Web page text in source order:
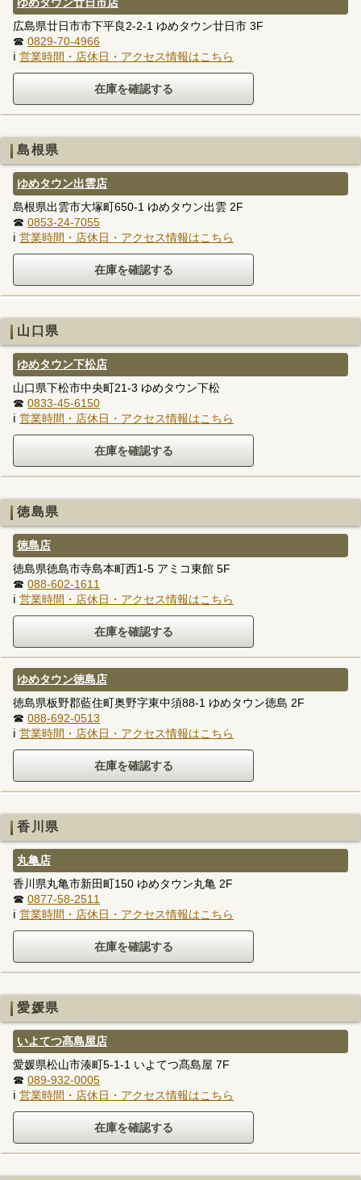
広島県廿日市市下平良2-2-1 ゆめタウン廿日市 3F
☎ 0829-70-4966
ℹ 営業時間・店休日・アクセス情報はこちら
島根県
ゆめタウン出雲店
島根県出雲市大塚町650-1 ゆめタウン出雲 2F
☎ 0853-24-7055
ℹ 営業時間・店休日・アクセス情報はこちら
山口県
ゆめタウン下松店
山口県下松市中央町21-3 ゆめタウン下松
☎ 0833-45-6150
ℹ 営業時間・店休日・アクセス情報はこちら
徳島県
徳島店
徳島県徳島市寺島本町西1-5 アミコ東館 5F
☎ 088-602-1611
ℹ 営業時間・店休日・アクセス情報はこちら
ゆめタウン徳島店
徳島県板野郡藍住町奥野字東中須88-1 ゆめタウン徳島 2F
☎ 088-692-0513
ℹ 営業時間・店休日・アクセス情報はこちら
香川県
丸亀店
香川県丸亀市新田町150 ゆめタウン丸亀 2F
☎ 0877-58-2511
ℹ 営業時間・店休日・アクセス情報はこちら
愛媛県
いよてつ髙島屋店
愛媛県松山市湊町5-1-1 いよてつ髙島屋 7F
☎ 089-932-0005
ℹ 営業時間・店休日・アクセス情報はこちら